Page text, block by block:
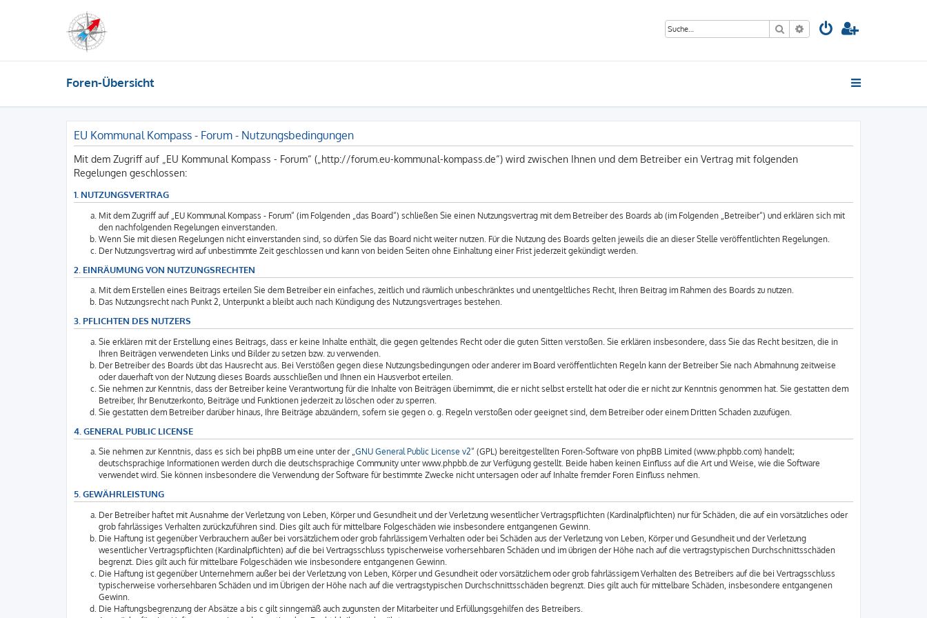
Suche Erweiterte Suche
Foren-Übersicht
EU Kommunal Kompass - Forum - Nutzungsbedingungen
Mit dem Zugriff auf „EU Kommunal Kompass - Forum“ („http://forum.eu-kommunal-kompass.de“) wird zwischen Ihnen und dem Betreiber ein Vertrag mit folgenden
Regelungen geschlossen:
1. NUTZUNGSVERTRAG
Mit dem Zugriff auf „EU Kommunal Kompass - Forum“ (im Folgenden „das Board“) schließen Sie einen Nutzungsvertrag mit dem Betreiber des Boards ab (im Folgenden „Betreiber“) und erklären sich mit
den nachfolgenden Regelungen einverstanden.
Wenn Sie mit diesen Regelungen nicht einverstanden sind, so dürfen Sie das Board nicht weiter nutzen. Für die Nutzung des Boards gelten jeweils die an dieser Stelle veröffentlichten Regelungen.
Der Nutzungsvertrag wird auf unbestimmte Zeit geschlossen und kann von beiden Seiten ohne Einhaltung einer Frist jederzeit gekündigt werden.
2. EINRÄUMUNG VON NUTZUNGSRECHTEN
Mit dem Erstellen eines Beitrags erteilen Sie dem Betreiber ein einfaches, zeitlich und räumlich unbeschränktes und unentgeltliches Recht, Ihren Beitrag im Rahmen des Boards zu nutzen.
Das Nutzungsrecht nach Punkt 2, Unterpunkt a bleibt auch nach Kündigung des Nutzungsvertrages bestehen.
3. PFLICHTEN DES NUTZERS
Sie erklären mit der Erstellung eines Beitrags, dass er keine Inhalte enthält, die gegen geltendes Recht oder die guten Sitten verstoßen. Sie erklären insbesondere, dass Sie das Recht besitzen, die in
Ihren Beiträgen verwendeten Links und Bilder zu setzen bzw. zu verwenden.
Der Betreiber des Boards übt das Hausrecht aus. Bei Verstößen gegen diese Nutzungsbedingungen oder anderer im Board veröffentlichten Regeln kann der Betreiber Sie nach Abmahnung zeitweise
oder dauerhaft von der Nutzung dieses Boards ausschließen und Ihnen ein Hausverbot erteilen.
Sie nehmen zur Kenntnis, dass der Betreiber keine Verantwortung für die Inhalte von Beiträgen übernimmt, die er nicht selbst erstellt hat oder die er nicht zur Kenntnis genommen hat. Sie gestatten dem
Betreiber, Ihr Benutzerkonto, Beiträge und Funktionen jederzeit zu löschen oder zu sperren.
Sie gestatten dem Betreiber darüber hinaus, Ihre Beiträge abzuändern, sofern sie gegen o. g. Regeln verstoßen oder geeignet sind, dem Betreiber oder einem Dritten Schaden zuzufügen.
4. GENERAL PUBLIC LICENSE
Sie nehmen zur Kenntnis, dass es sich bei phpBB um eine unter der „GNU General Public License v2“ (GPL) bereitgestellten Foren-Software von phpBB Limited (www.phpbb.com) handelt;
deutschsprachige Informationen werden durch die deutschsprachige Community unter www.phpbb.de zur Verfügung gestellt. Beide haben keinen Einfluss auf die Art und Weise, wie die Software
verwendet wird. Sie können insbesondere die Verwendung der Software für bestimmte Zwecke nicht untersagen oder auf Inhalte fremder Foren Einfluss nehmen.
5. GEWÄHRLEISTUNG
Der Betreiber haftet mit Ausnahme der Verletzung von Leben, Körper und Gesundheit und der Verletzung wesentlicher Vertragspflichten (Kardinalpflichten) nur für Schäden, die auf ein vorsätzliches oder
grob fahrlässiges Verhalten zurückzuführen sind. Dies gilt auch für mittelbare Folgeschäden wie insbesondere entgangenen Gewinn.
Die Haftung ist gegenüber Verbrauchern außer bei vorsätzlichem oder grob fahrlässigem Verhalten oder bei Schäden aus der Verletzung von Leben, Körper und Gesundheit und der Verletzung
wesentlicher Vertragspflichten (Kardinalpflichten) auf die bei Vertragsschluss typischerweise vorhersehbaren Schäden und im übrigen der Höhe nach auf die vertragstypischen Durchschnittsschäden
begrenzt. Dies gilt auch für mittelbare Folgeschäden wie insbesondere entgangenen Gewinn.
Die Haftung ist gegenüber Unternehmern außer bei der Verletzung von Leben, Körper und Gesundheit oder vorsätzlichem oder grob fahrlässigem Verhalten des Betreibers auf die bei Vertragsschluss
typischerweise vorhersehbaren Schäden und im Übrigen der Höhe nach auf die vertragstypischen Durchschnittsschäden begrenzt. Dies gilt auch für mittelbare Schäden, insbesondere entgangenen
Gewinn.
Die Haftungsbegrenzung der Absätze a bis c gilt sinngemäß auch zugunsten der Mitarbeiter und Erfüllungsgehilfen des Betreibers.